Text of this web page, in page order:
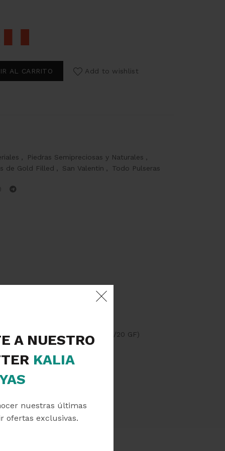
A NUESTRO
KALIA
nuestras últimas
ofertas exclusivas.
AL CARRITO Add to wishlist
Piedras Semipreciosas y Naturales
de Gold Filled San Valentin Todo Pulseras
USA: 14k GF o 14/20 GF)